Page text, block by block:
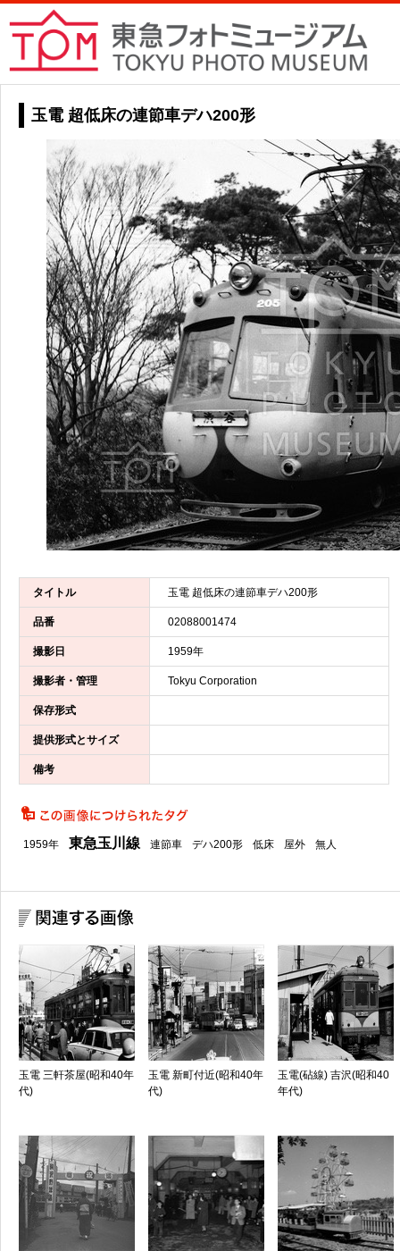
玉電 超低床の連節車デハ200形
タイトル 玉電 超低床の連節車デハ200形
品番 02088001474
撮影日 1959年
撮影者・管理 Tokyu Corporation
保存形式
提供形式とサイズ
備考
1959年 東急玉川線 連節車 デハ200形 低床 屋外 無人
玉電 三軒茶屋(昭和40年
代)
玉電 新町付近(昭和40年
代)
玉電(砧線) 吉沢(昭和40
年代)